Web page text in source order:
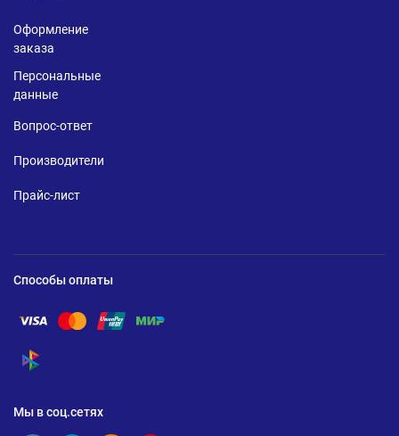
Оформление
заказа
Персональные
данные
Вопрос-ответ
Производители
Прайс-лист
Способы оплаты
Помощь по оплате Visa
Помощь по оплате Mastercard
Помощь по оплате UnionPay
Помощь по оплате Мир
Помощь по оплате СБП
Мы в соц.сетях